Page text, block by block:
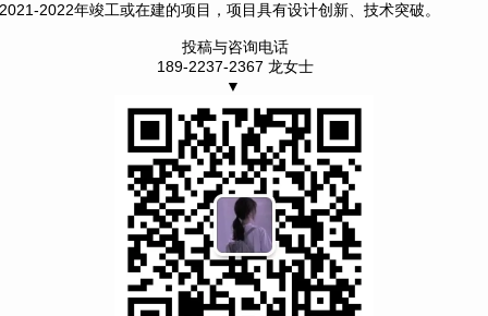
2022年竣工或在建的项目，项目具有设计创新、技术突破。
投稿与咨询电话
189-2237-2367 龙女士
▼